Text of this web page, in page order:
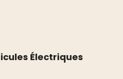
Électriques